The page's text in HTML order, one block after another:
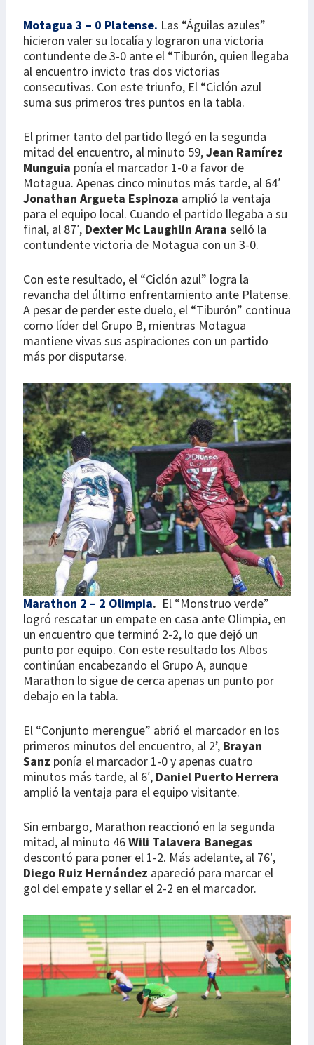
Motagua 3 – 0 Platense. Las “Águilas azules”
hicieron valer su localía y lograron una victoria
contundente de 3-0 ante el “Tiburón, quien llegaba
al encuentro invicto tras dos victorias
consecutivas. Con este triunfo, El “Ciclón azul
suma sus primeros tres puntos en la tabla.
El primer tanto del partido llegó en la segunda
mitad del encuentro, al minuto 59,Jean Ramírez
Munguia ponía el marcador 1-0 a favor de
Motagua. Apenas cinco minutos más tarde, al 64′
Jonathan Argueta Espinoza amplió la ventaja
para el equipo local. Cuando el partido llegaba a su
final, al 87′, Dexter Mc Laughlin Arana selló la
contundente victoria de Motagua con un 3-0.
Con este resultado, el “Ciclón azul” logra la
revancha del último enfrentamiento ante Platense.
A pesar de perder este duelo, el “Tiburón” continua
como líder del Grupo B, mientras Motagua
mantiene vivas sus aspiraciones con un partido
más por disputarse.
Marathon 2 – 2 Olimpia. El “Monstruo verde”
logró rescatar un empate en casa ante Olimpia, en
un encuentro que terminó 2-2, lo que dejó un
punto por equipo. Con este resultado los Albos
continúan encabezando el Grupo A, aunque
Marathon lo sigue de cerca apenas un punto por
debajo en la tabla.
El “Conjunto merengue” abrió el marcador en los
primeros minutos del encuentro, al 2’, Brayan
Sanz ponía el marcador 1-0 y apenas cuatro
minutos más tarde, al 6′, Daniel Puerto Herrera
amplió la ventaja para el equipo visitante.
Sin embargo, Marathon reaccionó en la segunda
mitad, al minuto 46Wili Talavera Banegas
descontó para poner el 1-2. Más adelante, al 76′,
Diego Ruiz Hernández apareció para marcar el
gol del empate y sellar el 2-2 en el marcador.